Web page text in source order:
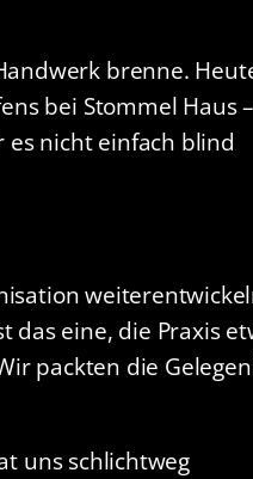
brenne.
bei Stommel Haus –
es nicht einfach blind
das eine, die Praxis
packten die
uns schlichtweg